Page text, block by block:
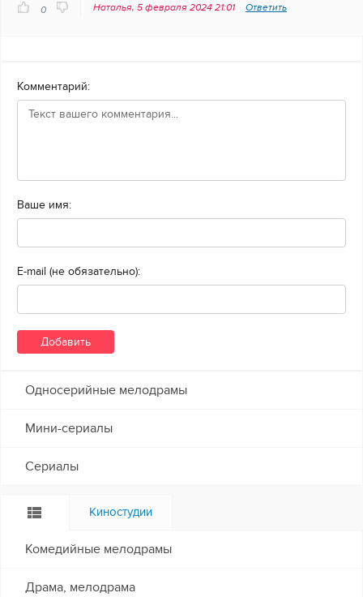
0 Наталья, 5 февраля 2024 21:01 Ответить
Комментарий:
Ваше имя:
E-mail (не обязательно):
Односерийные мелодрамы
Мини-сериалы
Сериалы
Киностудии
Комедийные мелодрамы
Драма, мелодрама